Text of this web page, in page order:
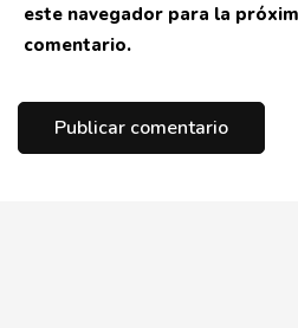
este navegador para la
comentario.